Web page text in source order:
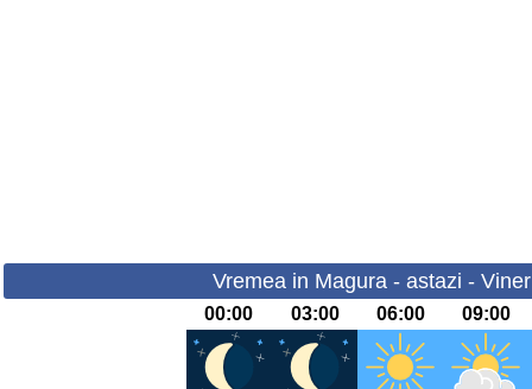
Vremea in Magura - astazi -
00:00 03:00 06:00 09:00